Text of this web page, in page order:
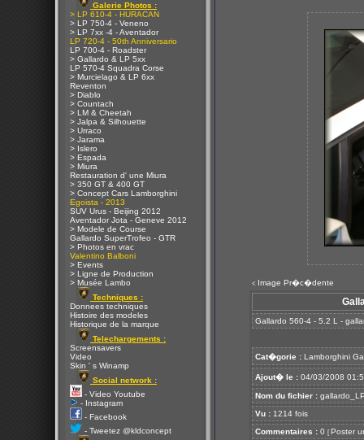
Galerie Photos :
> LP 610-4 - HURACAN
> LP 750-4 - Veneno
> LP 7xx -4 - Aventador
LP 720-4 - 50th Anniversario
LP 700-4 - Roadster
> Gallardo & LP 5xx
LP 570-4 Squadra Corse
> Murcielago & LP 6xx
Reventon
> Diablo
> Countach
> LM & Cheetah
> Jalpa & Silhouette
> Urraco
> Jarama
> Islero
> Espada
> Miura
Restauration d' une Miura
> 350 GT & 400 GT
> Concept Cars Lamborghini
Egoista - 2013
SUV Urus - Beijing 2012
Aventador Jota - Geneve 2012
> Modele de Course
Gallardo SuperTrofeo - GTR
> Photos en vrac
Valentino Balboni
> Events
> Ligne de Production
> Musée Lambo
Techniques :
Donnees techniques
Histoire des modeles
Historique de la marque
Telechargements :
Screensavers
Video
Skin ' s Winamp
Social network :
- Video Youtube
- Instagram
- Facebook
- Tweetez @kldconcept
< Image Pr�c�dente
Gallardo 560-4 - 5.2 L -
Cat�gorie : Lamborghini
Ajout� le : 04/03/2008
Nom du fichier :
Vu : 1214 fois
Commentaires : 0 [ Poster